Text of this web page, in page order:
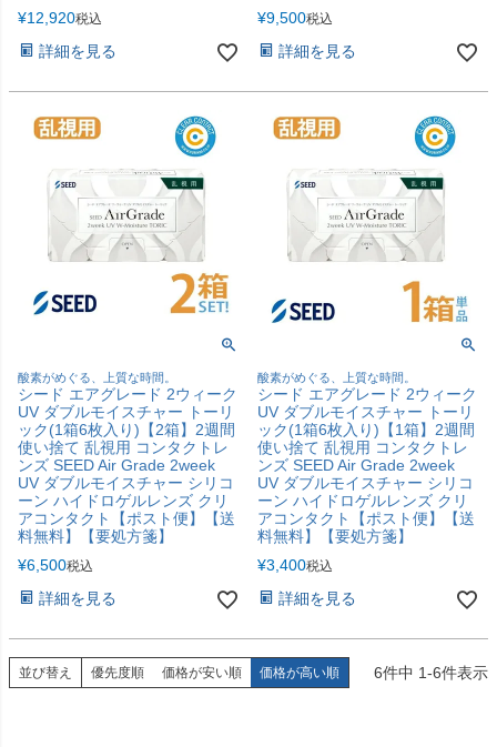
¥12,920税込
詳細を見る
¥9,500税込
詳細を見る
酸素がめぐる、上質な時間。
シード エアグレード 2ウィーク
UV ダブルモイスチャー トーリ
ック(1箱6枚入り)【2箱】2週間
使い捨て 乱視用 コンタクトレ
ンズ SEED Air Grade 2week
UV ダブルモイスチャー シリコ
ーン ハイドロゲルレンズ クリ
アコンタクト【ポスト便】【送
料無料】【要処方箋】
¥6,500税込
詳細を見る
酸素がめぐる、上質な時間。
シード エアグレード 2ウィーク
UV ダブルモイスチャー トーリ
ック(1箱6枚入り)【1箱】2週間
使い捨て 乱視用 コンタクトレ
ンズ SEED Air Grade 2week
UV ダブルモイスチャー シリコ
ーン ハイドロゲルレンズ クリ
アコンタクト【ポスト便】【送
料無料】【要処方箋】
¥3,400税込
詳細を見る
並び替え 優先度順 価格が安い順 価格が高い順 6件中 1-6件表示